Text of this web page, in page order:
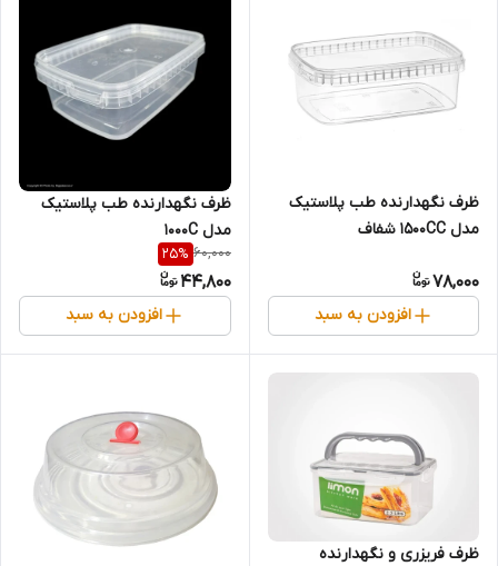
ظرف نگهدارنده طب پلاستیک
مدل 1500CC شفاف
78,000
افزودن به سبد
ظرف نگهدارنده طب پلاستیک
مدل 1000C
60,000
25%
44,800
افزودن به سبد
ظرف فریزری و نگهدارنده